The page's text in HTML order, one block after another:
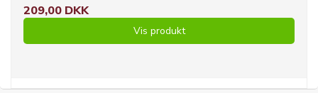
209,00 DKK
Vis produkt